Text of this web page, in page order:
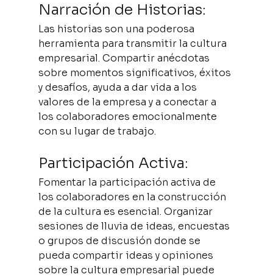
Narración de Historias:
Las historias son una poderosa
herramienta para transmitir la cultura
empresarial. Compartir anécdotas
sobre momentos significativos, éxitos
y desafíos, ayuda a dar vida a los
valores de la empresa y a conectar a
los colaboradores emocionalmente
con su lugar de trabajo.
Participación Activa:
Fomentar la participación activa de
los colaboradores en la construcción
de la cultura es esencial. Organizar
sesiones de lluvia de ideas, encuestas
o grupos de discusión donde se
pueda compartir ideas y opiniones
sobre la cultura empresarial puede